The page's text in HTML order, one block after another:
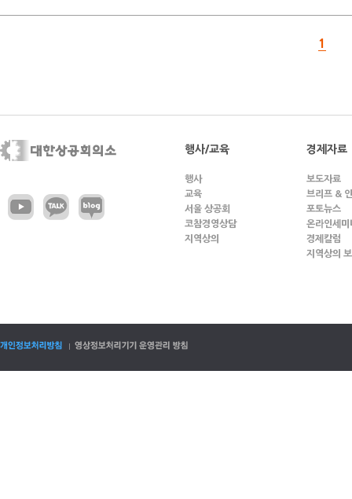
1
행사/교육
행사
교육
서울 상공회
코참경영상담
지역상의
경제자료
보도자료
브리프 &
포토뉴스
온라인세미
경제칼럼
지역상의